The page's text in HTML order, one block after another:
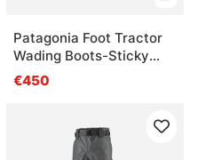
Patagonia Foot Tractor
Wading Boots-Sticky
Rubber Forge Grey
€450